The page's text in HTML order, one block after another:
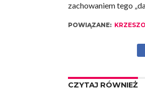
zachowaniem tego
POWIĄZANE:
CZYTAJ RÓWNIEŻ